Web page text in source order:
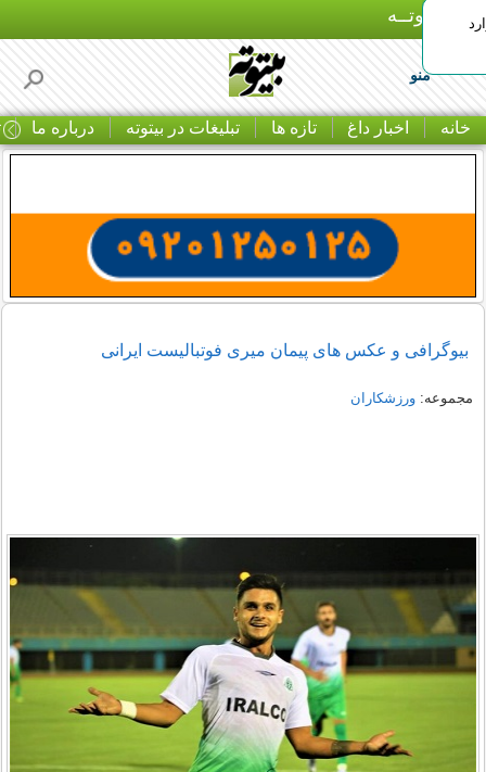
بـیتوتــه
منو
خانه اخبار داغ تازه ها تبلیغات در بیتوته درباره ما
بیوگرافی و عکس های پیمان میری فوتبالیست ایرانی
مجموعه:ورزشکاران